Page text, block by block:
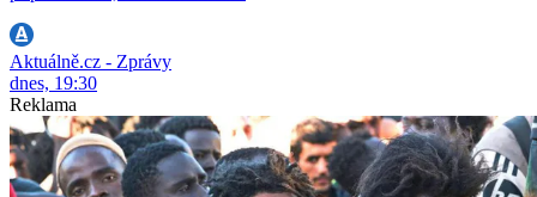
Aktuálně.cz - Zprávy
dnes, 19:30
Reklama